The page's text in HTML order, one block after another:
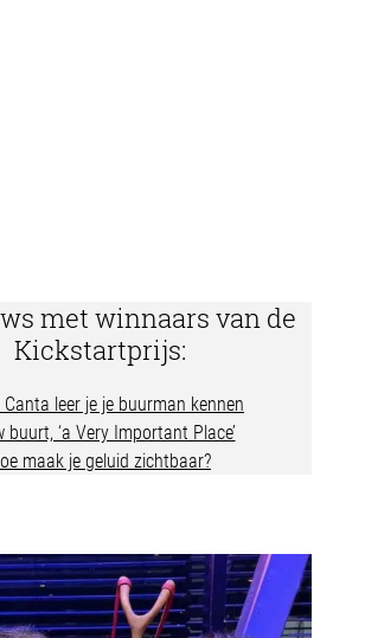
met winnaars van de
Kickstartprijs:
Canta leer je je buurman kennen
buurt, ‘a Very Important Place’
maak je geluid zichtbaar?